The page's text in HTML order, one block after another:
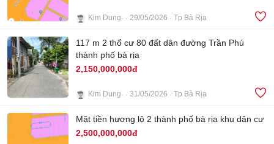
Kim Dung 29/05/2026 Tp Bà Rịa
117 m 2 thổ cư 80 đất dân đường Trần Phú
thành phố bà rịa
2,150,000,000đ
Kim Dung 31/05/2026 Tp Bà Rịa
Mặt tiền hương lộ 2 thành phố bà rịa khu dân cư
2,500,000,000đ